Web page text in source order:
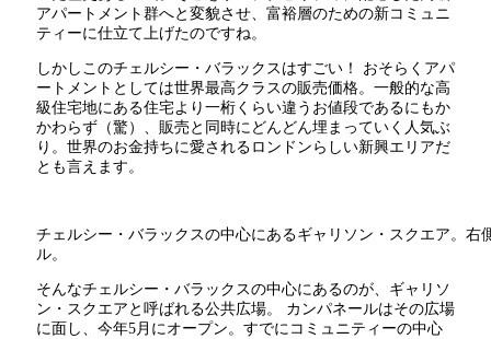
アパートメント群へと変貌させ、富裕層のための新コミュニ
ティーに仕立て上げたのですね。
しかしこのチェルシー・バラックスはすごい！ おそらくアパ
ートメントとしては世界最高クラスの販売価格。一般的な高
級住宅地にある住宅より一桁くらい違うお値段であるにもか
かわらず（驚）、販売と同時にどんどん埋まっていく人気ぶ
り。世界のお金持ちに愛されるロンドンらしい新興エリアだ
とも言えます。
チェルシー・バラックスの中心にあるギャリソン・スクエア。右
ル。
そんなチェルシー・バラックスの中心にあるのが、ギャリソ
ン・スクエアと呼ばれる公共広場。 カンパネールはその広場
に面し、今年5月にオープン。すでにコミュニティーの中心